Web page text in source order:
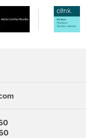
поставок.
запасов (склада).
предметов и
данных.